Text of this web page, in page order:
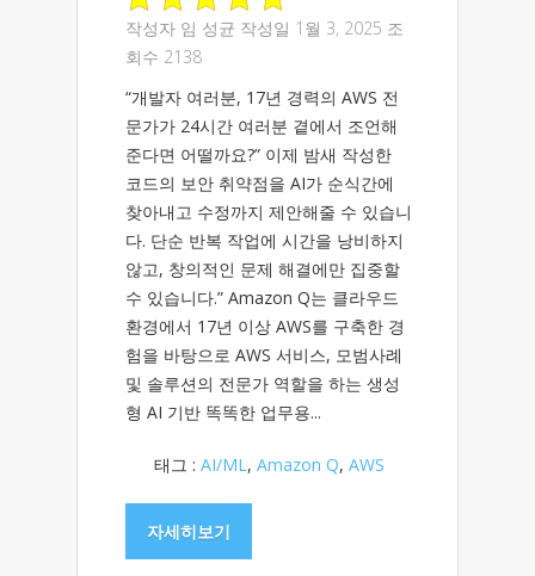
작성자 임 성균 작성일 1월 3, 2025 조
회수 2138
“개발자 여러분, 17년 경력의 AWS 전
문가가 24시간 여러분 곁에서 조언해
준다면 어떨까요?” 이제 밤새 작성한
코드의 보안 취약점을 AI가 순식간에
찾아내고 수정까지 제안해줄 수 있습니
다. 단순 반복 작업에 시간을 낭비하지
않고, 창의적인 문제 해결에만 집중할
수 있습니다.” Amazon Q는 클라우드
환경에서 17년 이상 AWS를 구축한 경
험을 바탕으로 AWS 서비스, 모범사례
및 솔루션의 전문가 역할을 하는 생성
형 AI 기반 똑똑한 업무용...
태그 : AI/ML, Amazon Q, AWS
자세히보기